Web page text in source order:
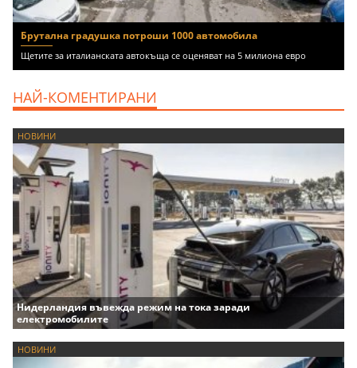
Брутална градушка потроши 1000 автомобила
Щетите за италианската автокъща се оценяват на 5 милиона евро
НАЙ-КОМЕНТИРАНИ
НОВИНИ
Нидерландия въвежда режим на тока заради
електромобилите
НОВИНИ